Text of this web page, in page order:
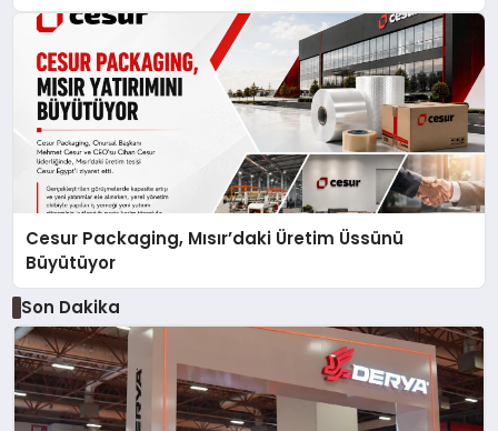
Cesur Packaging, Mısır’daki Üretim Üssünü
Büyütüyor
Son Dakika